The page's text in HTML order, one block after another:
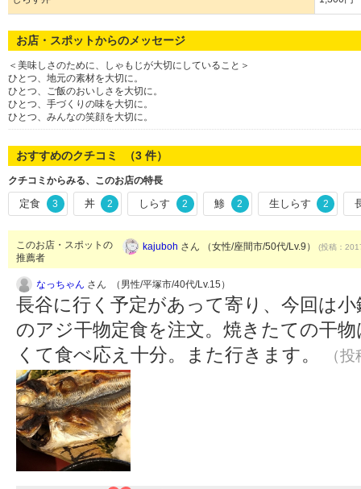
お店・スポットからのメッセージ
＜美味しさのために、しゃもじが大切にしていること＞
ひとつ、地元の素材を大切に。
ひとつ、ご飯のおいしさを大切に。
ひとつ、手づくりの味を大切に。
ひとつ、みんなの笑顔を大切に。
おすすめのクチコミ （3 件）
クチコミからみる、このお店の特長
定食 3 丼 2 しらす 2 鯵 2 生しらす 2
このお店・スポットの
推薦者
kajuboh さん （女性/座間市/50代/Lv.9） (投稿：
なっちゃん さん （男性/平塚市/40代/Lv.15）
長谷に行く予定があって寄り、今回は
のアジ干物定食を注文。焼きたての干
くて食べ応え十分。また行きます。
（